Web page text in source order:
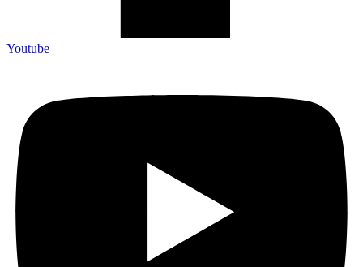
Youtube